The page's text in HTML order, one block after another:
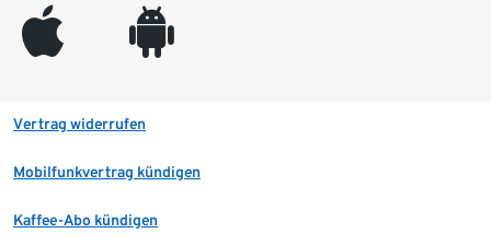
appleinc android
Vertrag widerrufen
Mobilfunkvertrag kündigen
Kaffee-Abo kündigen